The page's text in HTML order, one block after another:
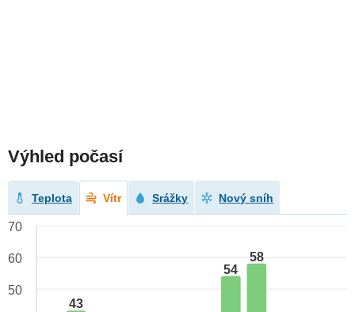
Výhled počasí
Teplota Vítr Srážky Nový sníh
43
54
58
70
60
50